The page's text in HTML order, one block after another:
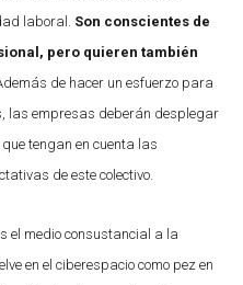
laboral. Son conscientes de
pero quieren también
de hacer un esfuerzo para
las empresas deberán desplegar
tengan en cuenta las
de este colectivo.
el medio consustancial a la
en el ciberespacio como pez en